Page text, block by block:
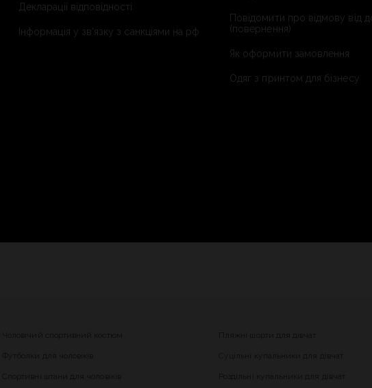
Декларації відповідності
Інформація у зв'язку з санкціями на рф
Повідомити про відмову від
(повернення)
Як оформити замовлення
Одяг з принтом для бізнесу